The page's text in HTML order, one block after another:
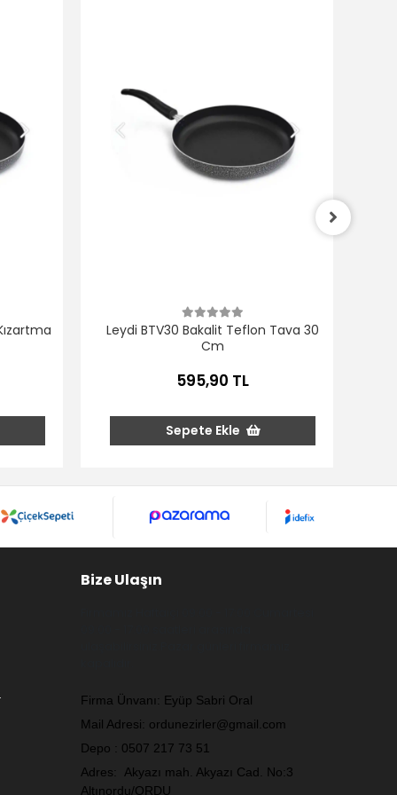
Leydi BTV30 Bakalit Teflon Tava 30
Cm
595,90 TL
Sepete Ekle
Bize Ulaşın
Firma Ünvanı: Eyüp Sabri Oral
Mail Adresi: ordunezirler@gmail.com
Depo : 0507 217 73 51
Adres: Akyazı mah. Akyazı Cad. No:3
Altınordu/ORDU